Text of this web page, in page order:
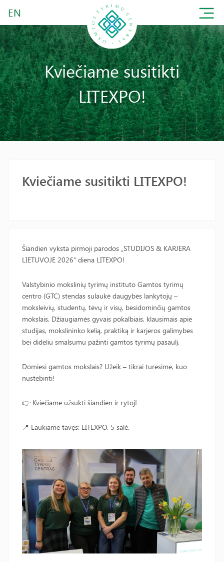
EN
Kviečiame susitikti
LITEXPO!
Kviečiame susitikti LITEXPO!
Šiandien vyksta pirmoji parodos „STUDIJOS & KARJERA
LIETUVOJE 2026“ diena LITEXPO!
Valstybinio mokslinių tyrimų instituto Gamtos tyrimų
centro (GTC) stendas sulaukė daugybės lankytojų –
moksleivių, studentų, tėvų ir visų, besidominčių gamtos
mokslais. Džiaugiamės gyvais pokalbiais, klausimais apie
studijas, mokslininko kelią, praktiką ir karjeros galimybes
bei dideliu smalsumu pažinti gamtos tyrimų pasaulį.
Domiesi gamtos mokslais? Užeik – tikrai turėsime, kuo
nustebinti!
👉 Kviečiame užsukti šiandien ir rytoj!
📍 Laukiame tavęs: LITEXPO, 5 salė.